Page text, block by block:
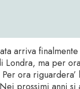
arriva
Londra, ma per
Per ora